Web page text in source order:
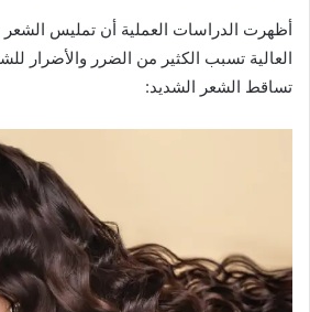
أظهرت الدراسات العملية أن تمليس الشعر
العالية تسبب الكثير من الضرر والأضرار
تساقط الشعر الشديد: